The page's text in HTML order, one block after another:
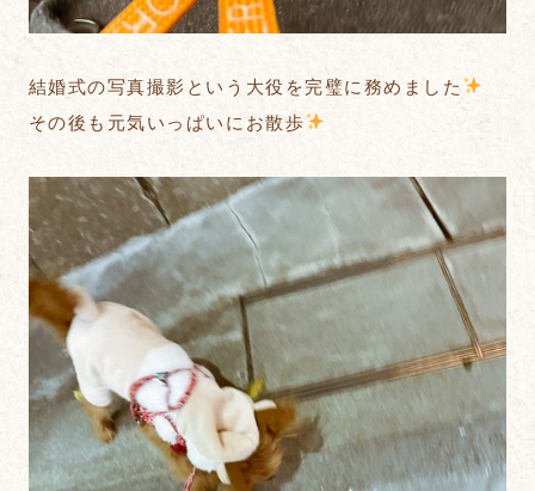
結婚式の写真撮影という大役を完璧に務めました
その後も元気いっぱいにお散歩